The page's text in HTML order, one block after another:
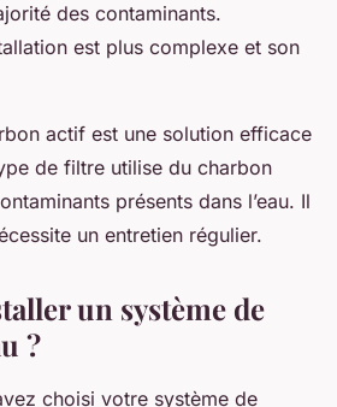
des contaminants.
est plus complexe et son
actif est une solution efficace
de filtre utilise du charbon
présents dans l’eau. Il
un entretien régulier.
un système de
?
choisi votre système de